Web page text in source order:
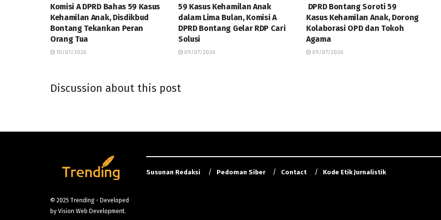
Komisi A DPRD Bahas 59 Kasus
Kehamilan Anak, Disdikbud
Bontang Tekankan Peran
Orang Tua
10/07/2026
59 Kasus Kehamilan Anak
dalam Lima Bulan, Komisi A
DPRD Bontang Gelar RDP Cari
Solusi
09/07/2026
DPRD Bontang Soroti 59
Kasus Kehamilan Anak, Dorong
Kolaborasi OPD dan Tokoh
Agama
09/07/2026
Discussion about this post
© 2025 Trending - Developed
by Vision Web Development.
Susunan Redaksi Pedoman Siber Contact Kode Etik Jurnalistik